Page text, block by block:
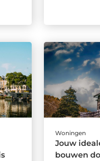
Woningen
Jouw
bouwen